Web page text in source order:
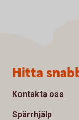
Sidfot
Hitta
Kontakta oss
Spärrhjälp